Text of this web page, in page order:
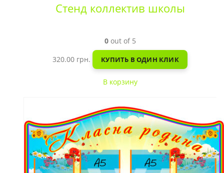
Стенд коллектив школы
0out of 5
320.00 грн. КУПИТЬ В ОДИН КЛИК
В корзину